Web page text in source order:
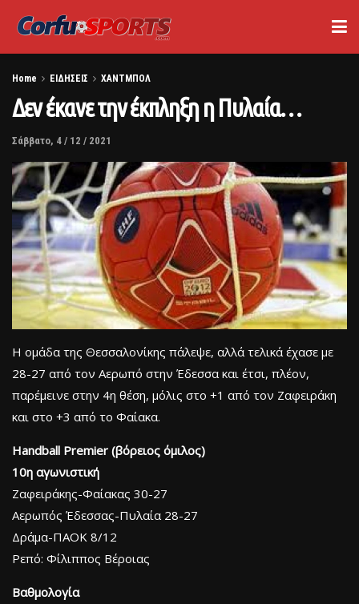
Home ΕΙΔΗΣΕΙΣ ΧΑΝΤΜΠΟΛ
Δεν έκανε την έκπληξη η Πυλαία…
Σάββατο, 4 / 12 / 2021
Η ομάδα της Θεσσαλονίκης πάλεψε, αλλά τελικά έχασε με
28-27 από τον Αερωπό στην Έδεσσα και έτσι, πλέον,
παρέμεινε στην 4η θέση, μόλις στο +1 από τον Ζαφειράκη
και στο +3 από το Φαίακα.
Handball Premier (βόρειος όμιλος)
10η αγωνιστική
Ζαφειράκης-Φαίακας 30-27
Αερωπός Έδεσσας-Πυλαία 28-27
Δράμα-ΠΑΟΚ 8/12
Ρεπό: Φίλιππος Βέροιας
Βαθμολογία